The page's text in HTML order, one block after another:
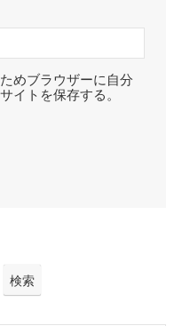
めブラウザーに自分
イトを保存する。
検索